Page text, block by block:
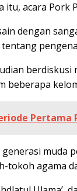
acara Pork
dengan
beberapa
Pertama
muda
tokoh